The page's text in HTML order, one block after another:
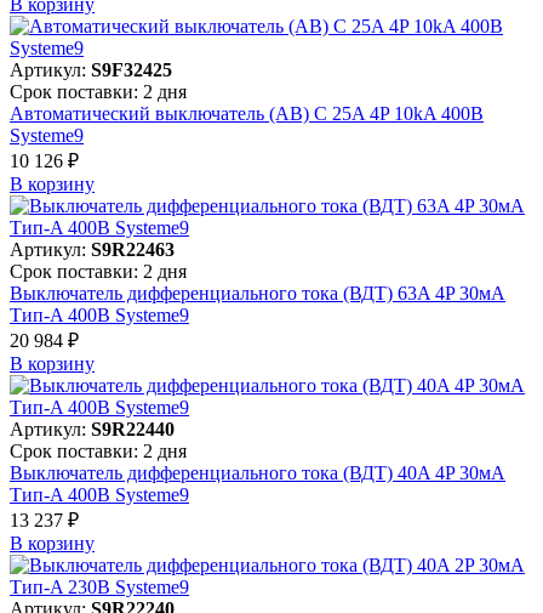
Артикул: S9F32425
Срок поставки: 2 дня
Автоматический выключатель (АВ) C 25A 4P 10kA 400В
Systeme9
10 126 ₽
В корзинy
Артикул: S9R22463
Срок поставки: 2 дня
Выключатель дифференциального тока (ВДТ) 63A 4P 30мА
Тип-A 400В Systeme9
20 984 ₽
В корзинy
Артикул: S9R22440
Срок поставки: 2 дня
Выключатель дифференциального тока (ВДТ) 40A 4P 30мА
Тип-A 400В Systeme9
13 237 ₽
В корзинy
Артикул: S9R22240